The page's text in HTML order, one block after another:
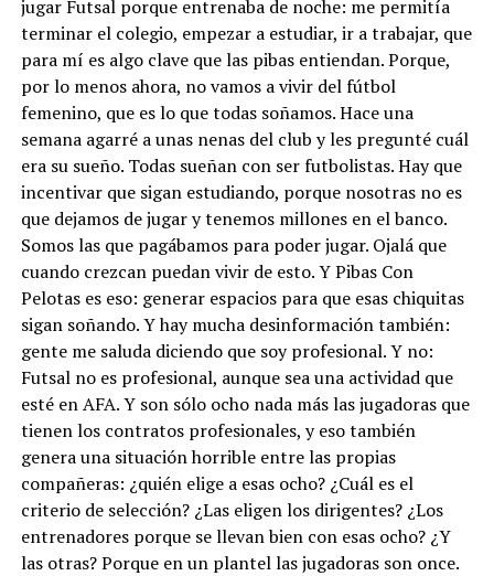
jugar Futsal porque entrenaba de noche: me permitía
terminar el colegio, empezar a estudiar, ir a trabajar, que
para mí es algo clave que las pibas entiendan. Porque,
por lo menos ahora, no vamos a vivir del fútbol
femenino, que es lo que todas soñamos. Hace una
semana agarré a unas nenas del club y les pregunté cuál
era su sueño. Todas sueñan con ser futbolistas. Hay que
incentivar que sigan estudiando, porque nosotras no es
que dejamos de jugar y tenemos millones en el banco.
Somos las que pagábamos para poder jugar. Ojalá que
cuando crezcan puedan vivir de esto. Y Pibas Con
Pelotas es eso: generar espacios para que esas chiquitas
sigan soñando. Y hay mucha desinformación también:
gente me saluda diciendo que soy profesional. Y no:
Futsal no es profesional, aunque sea una actividad que
esté en AFA. Y son sólo ocho nada más las jugadoras que
tienen los contratos profesionales, y eso también
genera una situación horrible entre las propias
compañeras: ¿quién elige a esas ocho? ¿Cuál es el
criterio de selección? ¿Las eligen los dirigentes? ¿Los
entrenadores porque se llevan bien con esas ocho? ¿Y
las otras? Porque en un plantel las jugadoras son once.